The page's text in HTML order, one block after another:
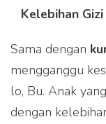
Kelebihan Gizi
Sama dengan
mengganggu
lo, Bu. Anak
dengan